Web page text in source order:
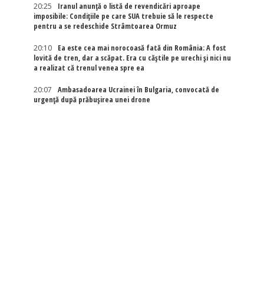
20:25
Iranul anunță o listă de revendicări aproape
imposibile: Condițiile pe care SUA trebuie să le respecte
pentru a se redeschide Strâmtoarea Ormuz
20:10
Ea este cea mai norocoasă fată din România: A fost
lovită de tren, dar a scăpat. Era cu căștile pe urechi și nici nu
a realizat că trenul venea spre ea
20:07
Ambasadoarea Ucrainei în Bulgaria, convocată de
urgență după prăbușirea unei drone